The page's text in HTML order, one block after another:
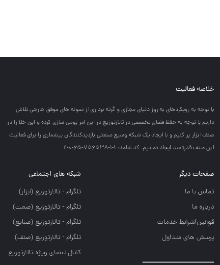
خلاصه فعالیت
با توجه به رويكردهاي به روز دنياي مجازي و گرته برداري از نمونه هاي موفق خارجي تلاش
داريم با توجه به حفظ فضاي تخصصي در تالارتوزيع در اين امر بومي سازي كرده و اين خلا را در
صنف ابزار پر كنيم و با ايجاد يك شبكه وسيع صنعتي بازديدكنندگان بيشماري را براي فعاليت
اين صنف قدرتمند ايجاد نماييم. کد شامد: 1-1-756538-65-0-2
صفحات دیگر
تماس با ما
درباره ما
قوانین/شرایط خدمات
پرسش های متداول
شبکه های اجتماعی
تلگرام - تالارتوزيع (ابزار)
تلگرام - تالارتوزيع (صمت)
تلگرام - تالارتوزيع (صنايع)
تلگرام - تالارتوزیع (صنف)
کانال اعضای ویژه تالارتوزیع